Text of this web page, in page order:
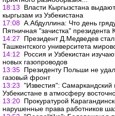
18:13
Власти Кыргызстана
кыргызам из Узбекистана
17:08 А.Абдуллина: Что день
Пятничная "зачистка" президента
14:27
Президент Д.Медведев
Ташкентского университета
14:12
Россия и Узбекистан
новых газопроводов
13:35 Президенту Польши не
газовый фронт
13:23 "Известия": Самаркандский
Узбекистане в атмосферу
13:20 Прокуратурой
нарушенные права работников